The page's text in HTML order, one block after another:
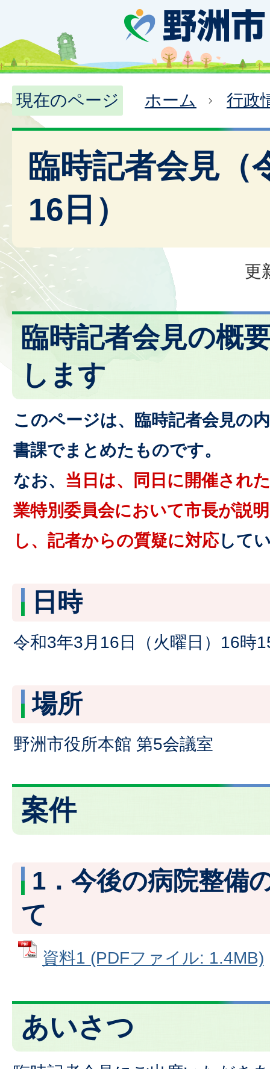
現在のページ ホーム 行政
臨時記者会見（
16日）
更
臨時記者会見の概
します
このページは、臨時記者会見の
書課でまとめたものです。
なお、 当日は、同日に開催され
業特別委員会において市長が説
し、記者からの質疑に対応して
日時
令和3年3月16日（火曜日）16時
場所
野洲市役所本館 第5会議室
案件
1．今後の病院整備
て
資料1 (PDFファイル: 1.4MB)
あいさつ